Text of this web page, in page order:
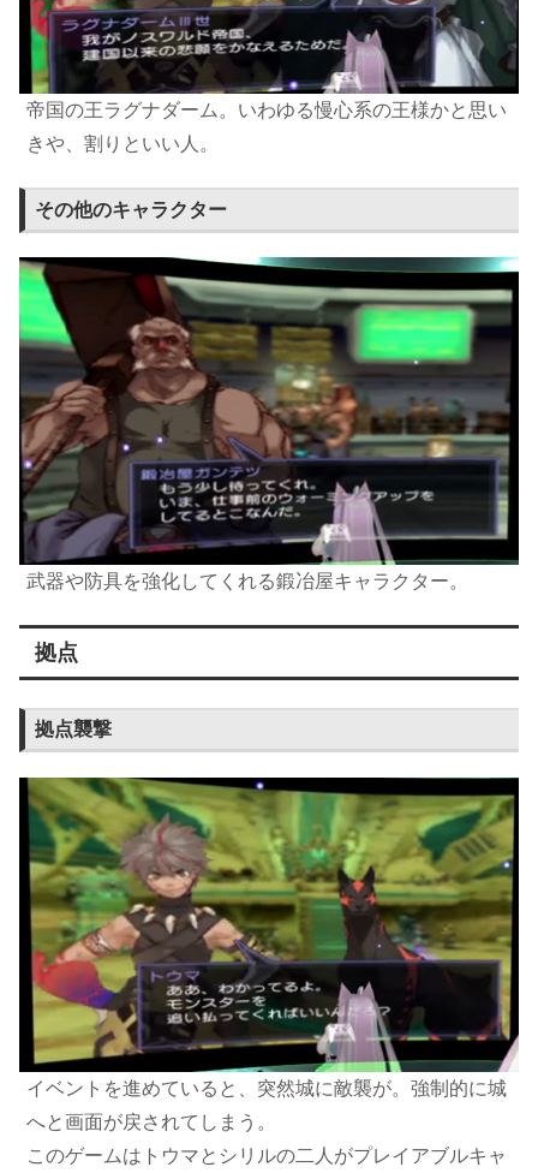
帝国の王ラグナダーム。いわゆる慢心系の王様かと思い
きや、割りといい人。
その他のキャラクター
武器や防具を強化してくれる鍛冶屋キャラクター。
拠点
拠点襲撃
イベントを進めていると、突然城に敵襲が。強制的に城
へと画面が戻されてしまう。
このゲームはトウマとシリルの二人がプレイアブルキャ